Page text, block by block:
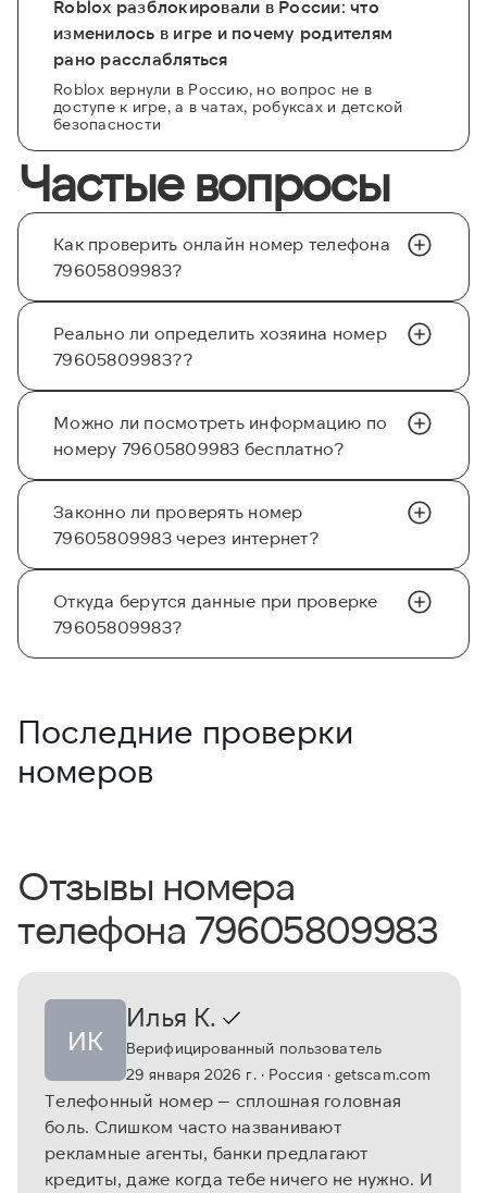
Roblox разблокировали в России: что
изменилось в игре и почему родителям
рано расслабляться
Roblox вернули в Россию, но вопрос не в
доступе к игре, а в чатах, робуксах и детской
безопасности
Частые вопросы
Как проверить онлайн номер телефона
79605809983?
Реально ли определить хозяина номер
79605809983??
Можно ли посмотреть информацию по
номеру 79605809983 бесплатно?
Законно ли проверять номер
79605809983 через интернет?
Откуда берутся данные при проверке
79605809983?
Последние проверки
номеров
Отзывы номера
телефона 79605809983
ИК
Илья К.
Верифицированный пользователь
29 января 2026 г.· Россия · getscam.com
Телефонный номер — сплошная головная
боль. Слишком часто названивают
рекламные агенты, банки предлагают
кредиты, даже когда тебе ничего не нужно. И